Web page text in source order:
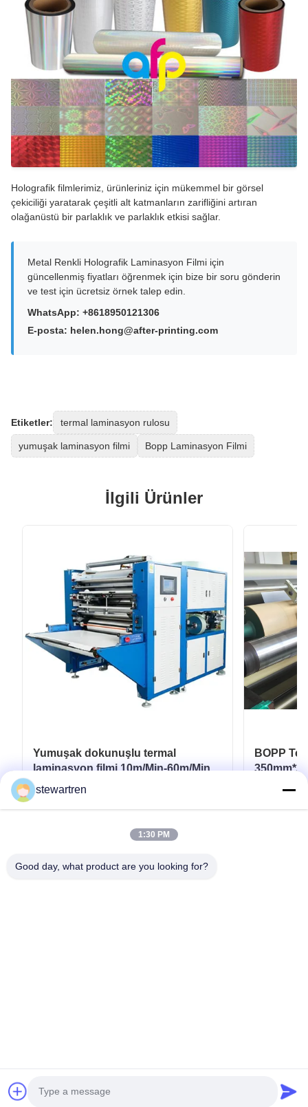
Holografik filmlerimiz, ürünleriniz için mükemmel bir görsel
çekiciliği yaratarak çeşitli alt katmanların zarifliğini artıran
olağanüstü bir parlaklık ve parlaklık etkisi sağlar.
Metal Renkli Holografik Laminasyon Filmi için
güncellenmiş fiyatları öğrenmek için bize bir soru gönderin
ve test için ücretsiz örnek talep edin.
WhatsApp: +8618950121306
E-posta: helen.hong@after-printing.com
Etiketler: termal laminasyon rulosu
yumuşak laminasyon filmi Bopp Laminasyon Filmi
İlgili Ürünler
Yumuşak dokunuşlu termal
laminasyon filmi 10m/Min-60m/Min
Esnek ambalaj için
BOPP
stewartren
1:30 PM
Good day, what product are you looking for?